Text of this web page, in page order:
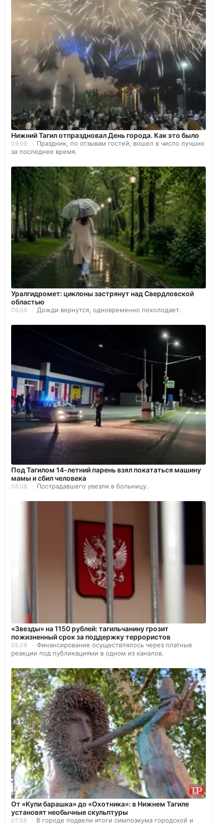
Нижний Тагил отпраздновал День города. Как это было
09.08
Праздник, по отзывам гостей, вошел в число лучших
за последнее время.
Уралгидромет: циклоны застрянут над Свердловской
областью
09.08 Дожди вернутся, одновременно похолодает.
Под Тагилом 14-летний парень взял покататься машину
мамы и сбил человека
08.08 Пострадавшего увезли в больницу.
«Звезды» на 1150 рублей: тагильчанину грозит
пожизненный срок за поддержку террористов
08.08
Финансирование осуществлялось через платные
реакции под публикациями в одном из каналов.
От «Купи барашка» до «Охотника»: в Нижнем Тагиле
установят необычные скульптуры
07.08 В городе подвели итоги симпозиума городской и